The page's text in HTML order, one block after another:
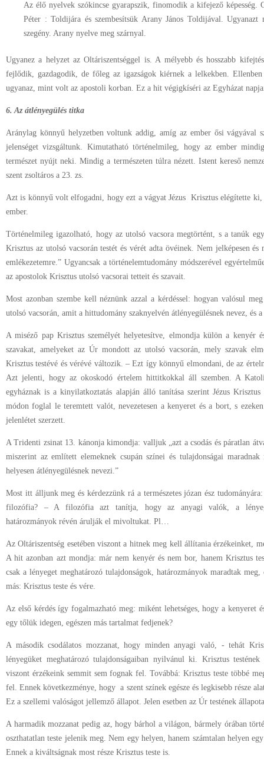
Az élő nyelvek szókincse gyarapszik, finomodik a kifejező képesség.
Péter : Toldijára és szembesítsük Arany János Toldijával.
szegény. Arany nyelve meg szárnyal.
Ugyanez a helyzet az Oltáriszentséggel is. A mélyebb és hosszabb
fejlődik, gazdagodik, de főleg az igazságok kiérnek a lelkekben.
ugyanaz, mint volt az apostoli korban. Ez a hit végigkíséri az Egyházat
6. Az átlényegülés titka
Aránylag könnyű helyzetben voltunk addig, amíg az ember ősi vágyával
jelenséget vizsgáltunk. Kimutatható történelmileg, hogy az ember
természet nyújt neki. Mindig a természeten túlra nézett. Istent kereső
szent zsoltáros a 23. zs.
Azt is könnyű volt elfogadni, hogy ezt a vágyat Jézus Krisztus elégítette ki,
ember.
Történelmileg igazolható, hogy az utolsó vacsora megtörtént, s a tanúk
Krisztus az utolsó vacsorán testét és vérét adta övéinek. Nem jelképesen és
emlékezetemre.” Ugyancsak a történelemtudomány módszerével
az apostolok Krisztus utolsó vacsorai tetteit és szavait.
Most azonban szembe kell néznünk azzal a kérdéssel: hogyan valósul
utolsó vacsorán, amit a hittudomány szaknyelvén átlényegülésnek nevez, és
A miséző pap Krisztus személyét helyetesítve, elmondja külön a kenyér
szavakat, amelyeket az Úr mondott az utolsó vacsorán, mely szavak
Krisztus testévé és vérévé változik. – Ezt így könnyű elmondani, de az
Azt jelenti, hogy az okoskodó értelem hittitkokkal áll szemben. A
egyháznak is a kinyilatkoztatás alapján álló tanítása szerint Jézus Krisztus
módon foglal le teremtett valót, nevezetesen a kenyeret és a bort, s
jelenlétet szerzett.
A Tridenti zsinat 13. kánonja kimondja: valljuk „azt a csodás és páratlan
miszerint az említett elemeknek csupán színei és tulajdonságai
helyesen átlényegülésnek nevezi.”
Most itt álljunk meg és kérdezzünk rá a természetes józan ész
filozófia? – A filozófia azt tanítja, hogy az anyagi valók, a
határozmányok révén árulják el mivoltukat. Pl…
Az Oltáriszentség esetében viszont a hitnek meg kell állítania érzékeinket,
A hit azonban azt mondja: már nem kenyér és nem bor, hanem Krisztus
csak a lényeget meghatározó tulajdonságok, határozmányok maradtak
más: Krisztus teste és vére.
Az első kérdés így fogalmazható meg: miként lehetséges, hogy a kenyeret
egy tőlük idegen, egészen más tartalmat fedjenek?
A második csodálatos mozzanat, hogy minden anyagi való, - tehát
lényegüket meghatározó tulajdonságaiban nyilvánul ki. Krisztus
viszont érzékeink semmit sem fognak fel. Továbbá: Krisztus teste többé
fel. Ennek következménye, hogy a szent színek egésze és legkisebb része
Ez a szellemi valóságot jellemző állapot. Jelen esetben az Úr testének
A harmadik mozzanat pedig az, hogy bárhol a világon, bármely órában
oszthatatlan teste jelenik meg. Nem egy helyen, hanem számtalan helyen
Ennek a kiváltságnak most része Krisztus teste is.